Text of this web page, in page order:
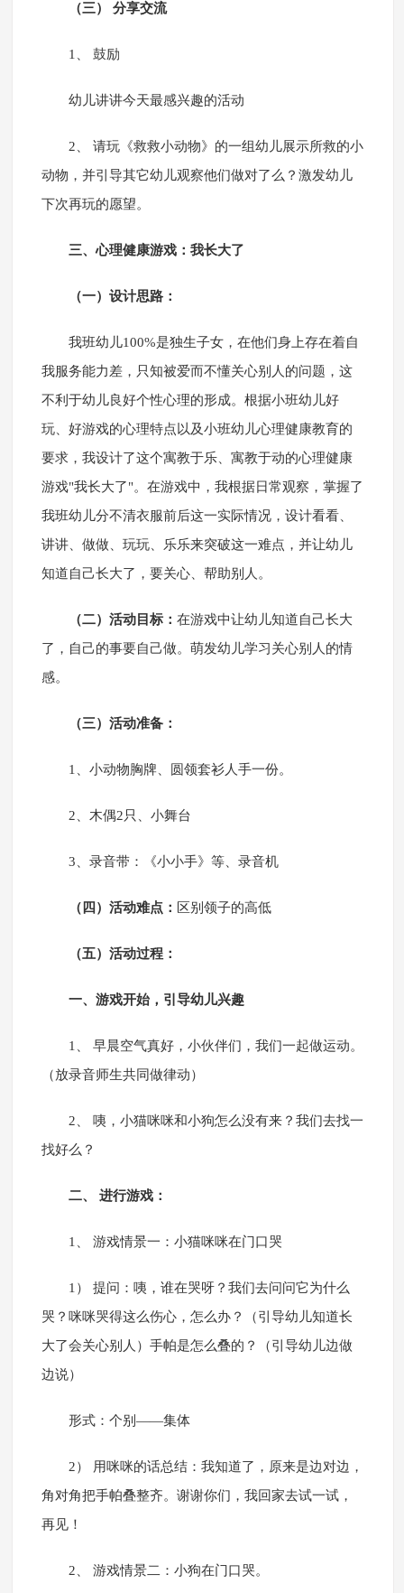
（三） 分享交流
1、 鼓励
幼儿讲讲今天最感兴趣的活动
2、 请玩《救救小动物》的一组幼儿展示所救的小
动物，并引导其它幼儿观察他们做对了么？激发幼儿
下次再玩的愿望。
三、心理健康游戏：我长大了
（一）设计思路：
我班幼儿100%是独生子女，在他们身上存在着自
我服务能力差，只知被爱而不懂关心别人的问题，这
不利于幼儿良好个性心理的形成。根据小班幼儿好
玩、好游戏的心理特点以及小班幼儿心理健康教育的
要求，我设计了这个寓教于乐、寓教于动的心理健康
游戏"我长大了"。在游戏中，我根据日常观察，掌握了
我班幼儿分不清衣服前后这一实际情况，设计看看、
讲讲、做做、玩玩、乐乐来突破这一难点，并让幼儿
知道自己长大了，要关心、帮助别人。
（二）活动目标： 在游戏中让幼儿知道自己长大
了，自己的事要自己做。萌发幼儿学习关心别人的情
感。
（三）活动准备：
1、小动物胸牌、圆领套衫人手一份。
2、木偶2只、小舞台
3、录音带：《小小手》等、录音机
（四）活动难点： 区别领子的高低
（五）活动过程：
一、游戏开始，引导幼儿兴趣
1、 早晨空气真好，小伙伴们，我们一起做运动。
（放录音师生共同做律动）
2、 咦，小猫咪咪和小狗怎么没有来？我们去找一
找好么？
二、 进行游戏：
1、 游戏情景一：小猫咪咪在门口哭
1） 提问：咦，谁在哭呀？我们去问问它为什么
哭？咪咪哭得这么伤心，怎么办？（引导幼儿知道长
大了会关心别人）手帕是怎么叠的？（引导幼儿边做
边说）
形式：个别——集体
2） 用咪咪的话总结：我知道了，原来是边对边，
角对角把手帕叠整齐。谢谢你们，我回家去试一试，
再见！
2、 游戏情景二：小狗在门口哭。